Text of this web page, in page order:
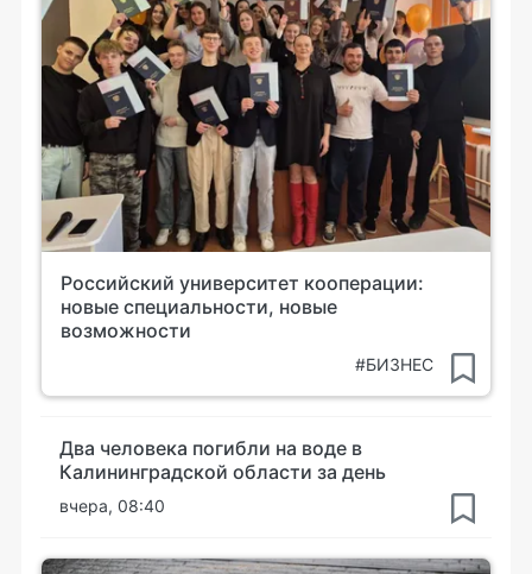
Российский университет кооперации:
новые специальности, новые
возможности
#БИЗНЕС
Два человека погибли на воде в
Калининградской области за день
вчера, 08:40